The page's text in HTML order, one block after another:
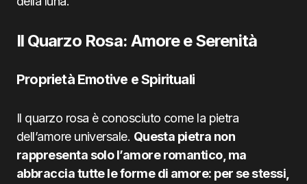
Il Quarzo Rosa: Amore e Serenità
Proprietà Emotive e Spirituali
Il quarzo rosa è conosciuto come la pietra
dell’amore universale. Questa pietra non
rappresenta solo l’amore romantico, ma
abbraccia tutte le forme di amore: per se stessi,